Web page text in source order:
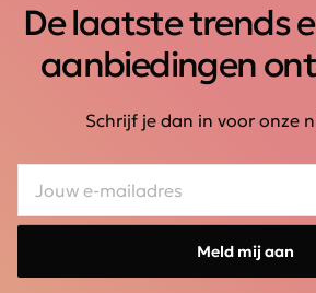
De laatste trends
aanbiedingen
Schrijf je dan in voor onze
Meld mij aan